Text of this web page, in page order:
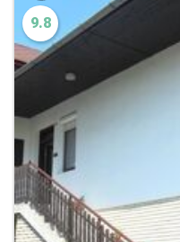
9.8